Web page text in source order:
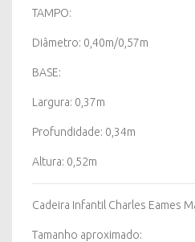
TAMPO:
Diâmetro: 0,40m/0,57m
BASE:
Largura: 0,37m
Profundidade: 0,34m
Altura: 0,52m
Cadeira Infantil Charles Eames
Tamanho aproximado: